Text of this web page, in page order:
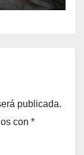
publicada.
con *